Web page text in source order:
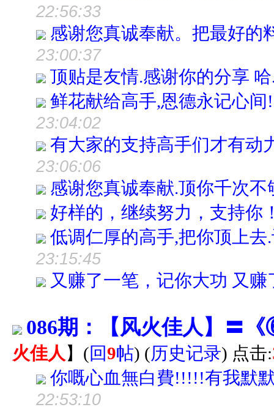
22:56:33
感谢您真诚奉献。把最好的
23:00:37
顶贴是友情.感谢你的分享
鲜花献给高手,恩德永记心
23:04:02
有大家的支持高手们才有动
23:06:06
感谢您真诚奉献.顶你千次不
好样的，继续努力，支持你
低调仁厚的高手,把你顶上
23:15:45
又赚了一笔，记你大功 又赚
086期：【风火佳人】〓
火佳人 】 (回9帖) (历史记录) 点击:
你嘅心血無白費!!!!!有我默
22:53:10